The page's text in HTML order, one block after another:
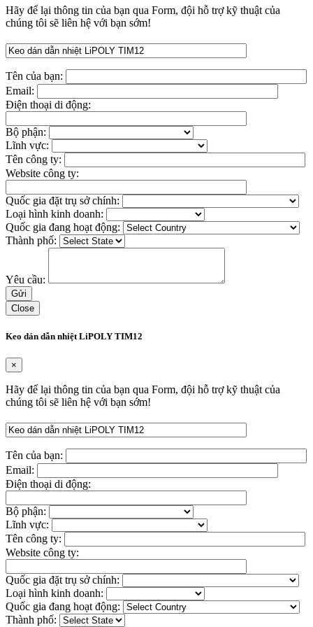
Hãy để lại thông tin của bạn qua Form, đội hỗ trợ kỹ thuật của
chúng tôi sẽ liên hệ với bạn sớm!
Tên của bạn:
Email:
Điện thoại di động:
Bộ phận:
Lĩnh vực:
Tên công ty:
Website công ty:
Quốc gia đặt trụ sở chính:
Loại hình kinh doanh:
Quốc gia đang hoạt động:
Thành phố:
Yêu cầu:
Close
Keo dán dẫn nhiệt LiPOLY TIM12
×
Hãy để lại thông tin của bạn qua Form, đội hỗ trợ kỹ thuật của
chúng tôi sẽ liên hệ với bạn sớm!
Tên của bạn:
Email:
Điện thoại di động:
Bộ phận:
Lĩnh vực:
Tên công ty:
Website công ty:
Quốc gia đặt trụ sở chính:
Loại hình kinh doanh:
Quốc gia đang hoạt động:
Thành phố: